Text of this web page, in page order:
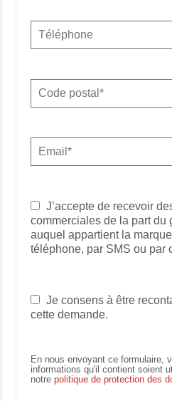
J’accepte de recevoir
commerciales de la part du
auquel appartient la
téléphone, par SMS ou par
Je consens à être
cette demande.
En nous envoyant ce formulaire,
informations qu'il contient soient
notrepolitique de protection des